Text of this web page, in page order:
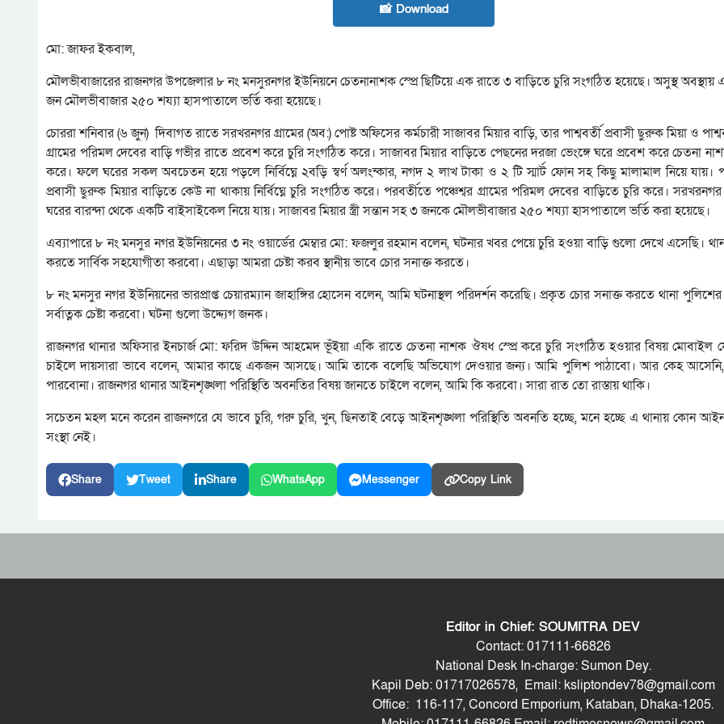
📸 Download
মো: জাফর ইকবাল,
মৌলভীবাজারের রাজনগর উপজেলার ৮ নং মনসুরনগর ইউনিয়নে চেতনানাশক স্প্রে ছিটিয়ে এক রাতে ৩ বাড়িতে চুরি সংগঠিত হয়েছে। অসুস্থ অবস্থায়
জন মৌলভীবাজার ২৫০ শয্যা হাসপাতালে ভর্তি করা হয়েছে।
চোররা শনিবার (৬ জুন) দিবাগত রাতে সরখরনগর গ্রামের (অব:) পোষ্ট অফিসের কর্মচারী সাজাবর মিয়ার বাড়ি, তার পাশ্ববর্তী প্রবাসী ছুরুক মিয়া ও
গ্রামের পরিমল দেবের বাড়ি গভীর রাতে প্রবেশ করে চুরি সংগঠিত করে। সাজাবর মিয়ার বাড়িতে পেছনের দরজা ভেংঙ্গে ঘরে প্রবেশ করে চেতনা
করে। ফলে ঘরের সকল অবচেতন হয়ে পড়লে নির্বিঘ্নে ২বড়ি স্বর্ণ অলংন্কার, নগদ ২ লাখ টাকা ও ২ টি স্মার্ট ফোন সহ কিছু মালামাল নিয়ে যায়।
প্রবাসী ছুরুক মিয়ার বাড়িতে কেউ না থাকায় নির্বিঘ্নে চুরি সংগঠিত করে। পরবর্তীতে পঞ্চেশ্বর গ্রামের পরিমল দেবের বাড়িতে চুরি করে।
ঘরের বারন্দা থেকে একটি বাইসাইকেল নিয়ে যায়। সাজাবর মিয়ার স্ত্রী সন্তান সহ ৩ জনকে মৌলভীবাজার ২৫০ শয্যা হাসপাতালে ভর্তি করা হয়েছে।
এব্যাপারে ৮ নং মনসুর নগর ইউনিয়নের ৩ নং ওয়ার্ডের মেম্বার মো: ফজলুর রহমান বলেন, ঘটনার খবর পেয়ে চুরি হওয়া বাড়ি গুলো দেখে এসেছি।
করতে সার্বিক সহযোগীতা করবো। এছাড়া আমরা চেষ্টা করব স্থানীয় ভাবে চোর সনাক্ত করতে।
৮ নং মনসুর নগর ইউনিয়নের ভারপ্রাপ্ত চেয়ারম্যান জাহাঙ্গির হোসেন বলেন, আমি ঘটনাস্থল পরিদর্শন করেছি। প্রকৃত চোর সনাক্ত করতে থানা
সর্বাত্নক চেষ্টা করবো। ঘটনা গুলো উদ্দ্যেগ জনক।
রাজনগর থানার অফিসার ইনচার্জ মো: ফরিদ উদ্দিন আহমেদ ভূঁইয়া একি রাতে চেতনা নাশক ঔষধ স্প্রে করে চুরি সংগঠিত হওয়ার বিষয় মোবাইল
চাইলে দায়সারা ভাবে বলেন, আমার কাছে একজন আসছে। আমি তাকে বলেছি অভিযোগ দেওয়ার জন্য। আমি পুলিশ পাঠাবো। আর কেহ
পারবোনা। রাজনগর থানার আইনশৃঙ্খলা পরিস্থিতি অবনতির বিষয় জানতে চাইলে বলেন, আমি কি করবো। সারা রাত তো রাস্তায় থাকি।
সচেতন মহল মনে করেন রাজনগরে যে ভাবে চুরি, গরু চুরি, খুন, ছিনতাই বেড়ে আইনশৃঙ্খলা পরিস্থিতি অবনতি হচ্ছে, মনে হচ্ছে এ থানায় কোন
সংস্থা নেই।
Share Tweet Share WhatsApp Messenger Copy Link
Editor in Chief: SOUMITRA DEV
Contact: 017111-66826
National Desk In-charge: Sumon Dey.
Kapil Deb: 01717026578, Email: ksliptondev78@gmail.com
Office: 116-117, Concord Emporium, Kataban, Dhaka-1205.